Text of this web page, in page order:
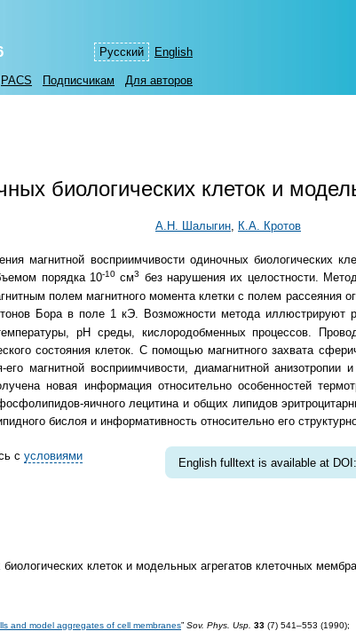
Русский English
PACS Подписчикам Для авторов
биологических клеток и
А.Н. Шалыгин, К.А. Кротов
магнитной восприимчивости одиночных биологических
порядка 10-10 см3
без нарушения их целостности.
полем магнитного момента клетки с полем рассеяния
Бора в поле 1 кЭ. Возможности метода иллюстрируют
рН среды, кислородобменных процессов.
состояния клеток. С помощью магнитного захвата
магнитной восприимчивости, диамагнитной анизотропии
новая информация относительно особенностей
яичного лецитина и общих липидов
бислоя и информативность относительно его
с условиями
English fulltext is available at DOI:
клеток и модельных агрегатов клеточных
and model aggregates of cell membranes” Sov. Phys. Usp. 33 (7) 541–553 (1990);